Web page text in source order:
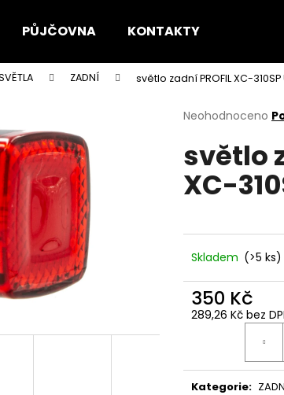
PŮJČOVNA KONTAKTY
ZADNÍ světlo zadní PROFIL XC-310SP
Průměrné
produktu
je
0,0
z
Neohodnoceno
světlo
XC-
Skladem (>5 ks)
350 Kč
289,26 Kč bez
Kategorie:
najít?